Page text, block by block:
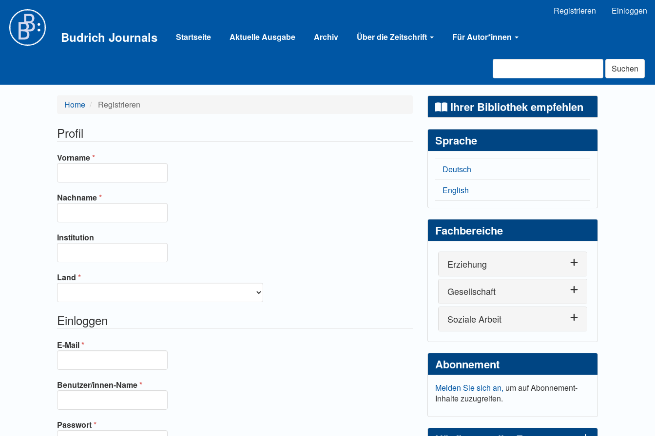
Hauptinhalt
Sidebar
Registrieren Einloggen
Budrich Journals Startseite Aktuelle Ausgabe Archiv Über die Zeitschrift Für Autor*innen
Suchen
Home Registrieren
Profil
Vorname*Erforderlich
Nachname*Erforderlich
Institution
Land *Erforderlich
Einloggen
E-Mail*Erforderlich
Benutzer/innen-Name*Erforderlich
Passwort*Erforderlich
Ihrer Bibliothek empfehlen
Sprache
Deutsch
English
Fachbereiche
Erziehung
Gesellschaft
Soziale Arbeit
Abonnement
Melden Sie sich an, um auf Abonnement-
Inhalte zuzugreifen.